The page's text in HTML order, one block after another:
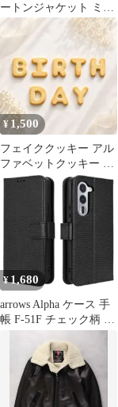
ートンジャケット ミリ
タリー
¥ 1,500
フェイククッキー アル
ファベットクッキー バ
ースデーフォト 撮影小
¥1,680
arrows Alpha ケース 手
帳 F-51F チェック柄 手